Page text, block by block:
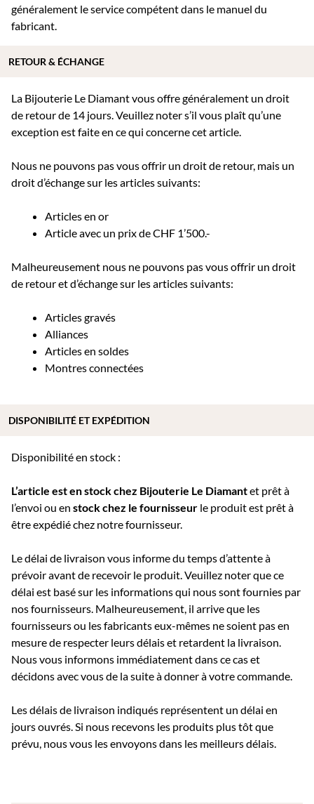
généralement le service compétent dans le manuel du
fabricant.
La Bijouterie Le Diamant vous offre généralement un droit
de retour de 14 jours. Veuillez noter s’il vous plaît qu’une
exception est faite en ce qui concerne cet article.
Nous ne pouvons pas vous offrir un droit de retour, mais un
droit d’échange sur les articles suivants:
Articles en or
Article avec un prix de CHF 1’500.-
Malheureusement nous ne pouvons pas vous offrir un droit
de retour et d’échange sur les articles suivants:
Articles gravés
Alliances
Articles en soldes
Montres connectées
Disponibilité en stock :
L’article est en stock chez Bijouterie Le Diamantet prêt à
l’envoi ou en stock chez le fournisseur le produit est prêt à
être expédié chez notre fournisseur.
Le délai de livraison vous informe du temps d’attente à
prévoir avant de recevoir le produit. Veuillez noter que ce
délai est basé sur les informations qui nous sont fournies par
nos fournisseurs. Malheureusement, il arrive que les
fournisseurs ou les fabricants eux-mêmes ne soient pas en
mesure de respecter leurs délais et retardent la livraison.
Nous vous informons immédiatement dans ce cas et
décidons avec vous de la suite à donner à votre commande.
Les délais de livraison indiqués représentent un délai en
jours ouvrés. Si nous recevons les produits plus tôt que
prévu, nous vous les envoyons dans les meilleurs délais.
RETOUR & ÉCHANGE
DISPONIBILITÉ ET EXPÉDITION